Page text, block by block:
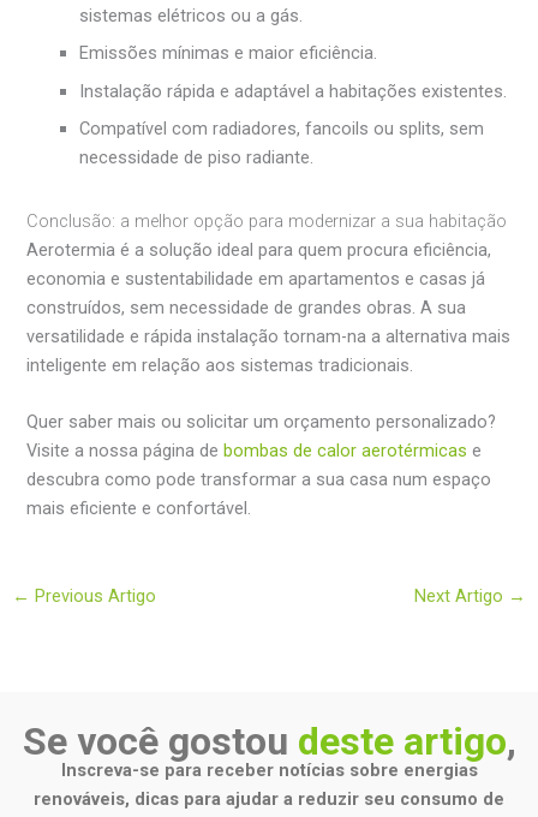
sistemas elétricos ou a gás.
Emissões mínimas e maior eficiência.
Instalação rápida e adaptável a habitações existentes.
Compatível com radiadores, fancoils ou splits, sem
necessidade de piso radiante.
Conclusão: a melhor opção para modernizar a sua habitação
Aerotermia é a solução ideal para quem procura eficiência,
economia e sustentabilidade em apartamentos e casas já
construídos, sem necessidade de grandes obras. A sua
versatilidade e rápida instalação tornam-na a alternativa mais
inteligente em relação aos sistemas tradicionais.
Quer saber mais ou solicitar um orçamento personalizado?
Visite a nossa página de bombas de calor aerotérmicas e
descubra como pode transformar a sua casa num espaço
mais eficiente e confortável.
← Previous Artigo Next Artigo →
Se você gostou deste artigo,
Inscreva-se para receber notícias sobre energias
renováveis, dicas para ajudar a reduzir seu consumo de